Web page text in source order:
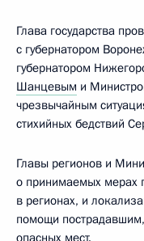
Глава государства
с губернатором
губернатором
Шанцевым и
чрезвычайным
стихийных бедствий
Главы регионов и
о принимаемых мерах
в регионах, и
помощи
опасных мест.